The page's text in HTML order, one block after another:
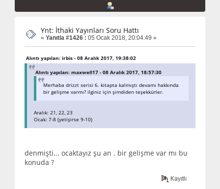
Ynt: İthaki Yayınları Soru Hattı
« Yanıtla #1426 : 05 Ocak 2018, 20:04:49 »
Alıntı yapılan: irbis - 08 Aralık 2017, 19:38:02
Alıntı yapılan: maxwell17 - 08 Aralık 2017, 18:57:30
Merhaba drizzt serisi 6. kitapta kalmıştı devamı hakkında
bir gelişme varmı? ilginiz için şimdiden teşekkürler.
Aralık: 21, 22, 23
Ocak: 7-8 (yetişirse 9-10)
denmişti... ocaktayız şu an . bir gelişme var mı bu
konuda ?
Kayıtlı